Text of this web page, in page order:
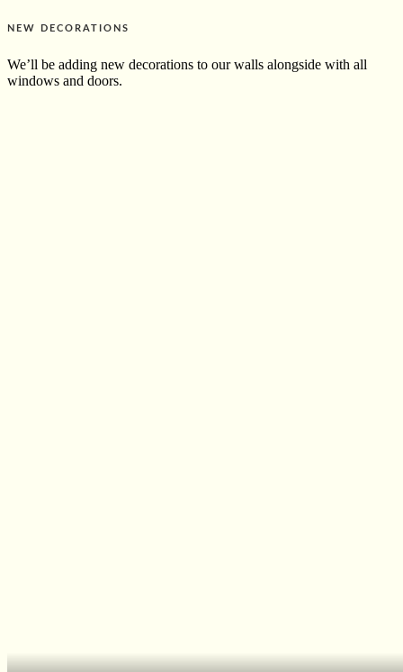
NEW DECORATIONS
We’ll be adding new decorations to our walls alongside with all
windows and doors.